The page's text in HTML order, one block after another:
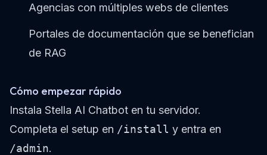
Agencias con múltiples webs de clientes
Portales de documentación que se benefician
de RAG
Cómo empezar rápido
Instala Stella AI Chatbot en tu servidor.
Completa el setup en /install y entra en
/admin.